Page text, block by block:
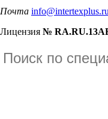
Почта info@intertexplus.ru
Лицензия №